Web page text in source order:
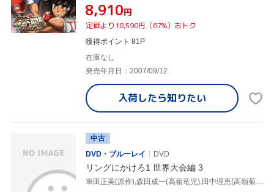
¥8,910円
定価より18,590円（67%）おトク
獲得ポイント 81P
在庫なし
発売年月日：2007/09/12
入荷したら知りたい
中古
DVD・ブルーレイ
DVD
リングにかけろ1 世界大会編 3
車田正美(原作),森田成一(高嶺竜児),田中理恵(高嶺菊),荒木伸吾(キャラクターデザイン),姫野美智(キャラクターデザイン),市川慶一(キャラクターデザイン),上田益(音楽)